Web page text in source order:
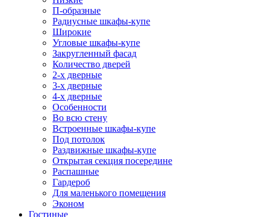
П-образные
Радиусные шкафы-купе
Широкие
Угловые шкафы-купе
Закругленный фасад
Количество дверей
2-х дверные
3-х дверные
4-х дверные
Особенности
Во всю стену
Встроенные шкафы-купе
Под потолок
Раздвижные шкафы-купе
Открытая секция посередине
Распашные
Гардероб
Для маленького помещения
Эконом
Гостиные